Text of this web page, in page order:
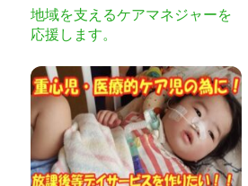
地域を支えるケアマネジャーを
応援します。